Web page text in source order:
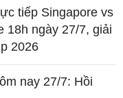
tiếp Singapore vs
18h ngày 27/7, giải
2026
nay 27/7: Hồi